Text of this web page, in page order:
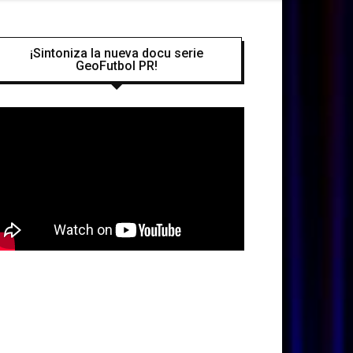
¡Sintoniza la nueva docu serie
GeoFutbol PR!